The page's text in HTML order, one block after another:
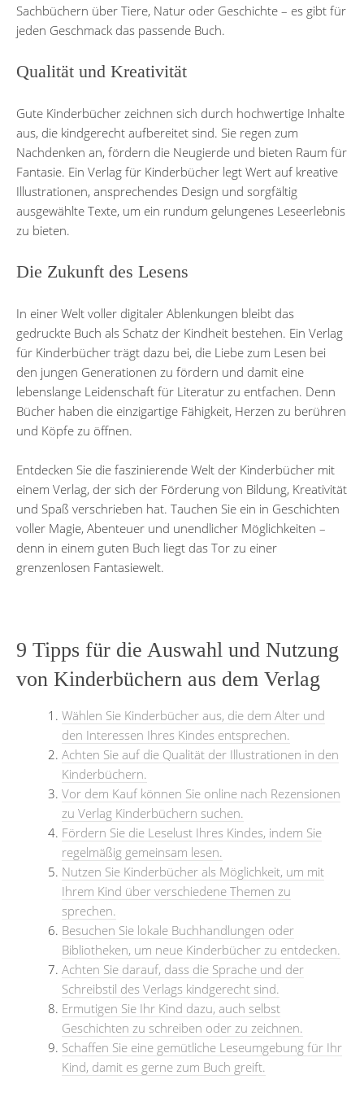
Sachbüchern über Tiere, Natur oder Geschichte – es gibt für
jeden Geschmack das passende Buch.
Qualität und Kreativität
Gute Kinderbücher zeichnen sich durch hochwertige Inhalte
aus, die kindgerecht aufbereitet sind. Sie regen zum
Nachdenken an, fördern die Neugierde und bieten Raum für
Fantasie. Ein Verlag für Kinderbücher legt Wert auf kreative
Illustrationen, ansprechendes Design und sorgfältig
ausgewählte Texte, um ein rundum gelungenes Leseerlebnis
zu bieten.
Die Zukunft des Lesens
In einer Welt voller digitaler Ablenkungen bleibt das
gedruckte Buch als Schatz der Kindheit bestehen. Ein Verlag
für Kinderbücher trägt dazu bei, die Liebe zum Lesen bei
den jungen Generationen zu fördern und damit eine
lebenslange Leidenschaft für Literatur zu entfachen. Denn
Bücher haben die einzigartige Fähigkeit, Herzen zu berühren
und Köpfe zu öffnen.
Entdecken Sie die faszinierende Welt der Kinderbücher mit
einem Verlag, der sich der Förderung von Bildung, Kreativität
und Spaß verschrieben hat. Tauchen Sie ein in Geschichten
voller Magie, Abenteuer und unendlicher Möglichkeiten –
denn in einem guten Buch liegt das Tor zu einer
grenzenlosen Fantasiewelt.
9 Tipps für die Auswahl und Nutzung
von Kinderbüchern aus dem Verlag
Wählen Sie Kinderbücher aus, die dem Alter und
den Interessen Ihres Kindes entsprechen.
Achten Sie auf die Qualität der Illustrationen in den
Kinderbüchern.
Vor dem Kauf können Sie online nach Rezensionen
zu Verlag Kinderbüchern suchen.
Fördern Sie die Leselust Ihres Kindes, indem Sie
regelmäßig gemeinsam lesen.
Nutzen Sie Kinderbücher als Möglichkeit, um mit
Ihrem Kind über verschiedene Themen zu
sprechen.
Besuchen Sie lokale Buchhandlungen oder
Bibliotheken, um neue Kinderbücher zu entdecken.
Achten Sie darauf, dass die Sprache und der
Schreibstil des Verlags kindgerecht sind.
Ermutigen Sie Ihr Kind dazu, auch selbst
Geschichten zu schreiben oder zu zeichnen.
Schaffen Sie eine gemütliche Leseumgebung für Ihr
Kind, damit es gerne zum Buch greift.